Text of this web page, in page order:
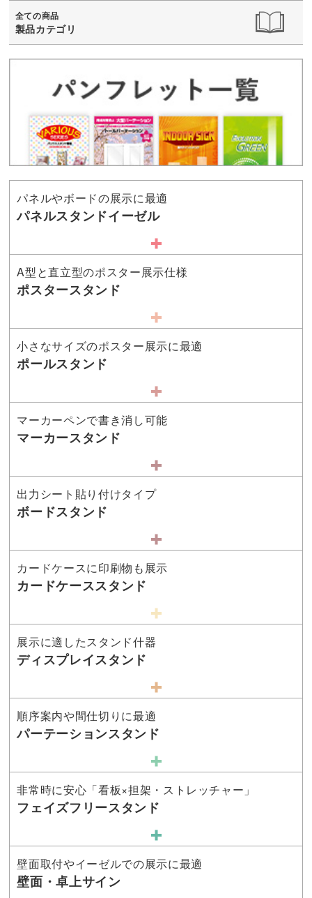
全ての商品
製品カテゴリ
パネルやボードの展示に最適
パネルスタンドイーゼル
A型と直立型のポスター展示仕様
ポスタースタンド
小さなサイズのポスター展示に最適
ポールスタンド
マーカーペンで書き消し可能
マーカースタンド
出力シート貼り付けタイプ
ボードスタンド
カードケースに印刷物も展示
カードケーススタンド
展示に適したスタンド什器
ディスプレイスタンド
順序案内や間仕切りに最適
パーテーションスタンド
非常時に安心「看板×担架・ストレッチャー」
フェイズフリースタンド
壁面取付やイーゼルでの展示に最適
壁面・卓上サイン